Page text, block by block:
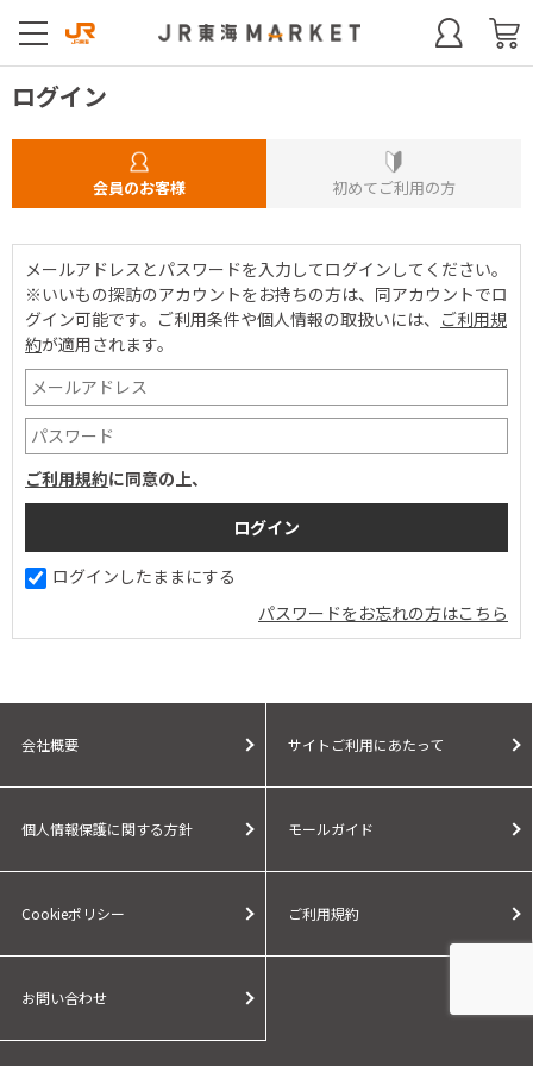
ログイン
会員のお客様 初めてご利用の方
メールアドレスとパスワードを入力してログインしてください。
※いいもの探訪のアカウントをお持ちの方は、同アカウントでロ
グイン可能です。 ご利用条件や個人情報の取扱いには、 ご利用規
約が適用されます。
ご利用規約に同意の上、
ログインしたままにする
パスワードをお忘れの方はこちら
会社概要 サイトご利用にあたって
個人情報保護に関する方針 モールガイド
Cookieポリシー ご利用規約
お問い合わせ